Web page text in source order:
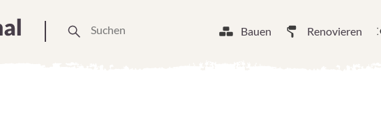
Bauen Renovieren